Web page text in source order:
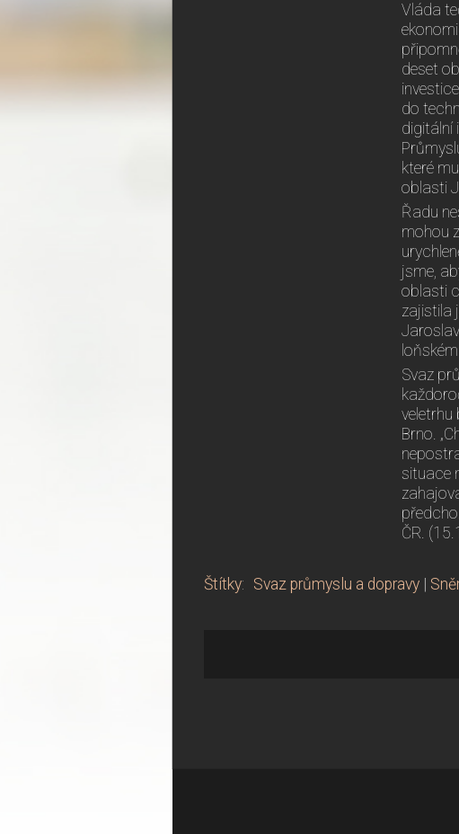
Vláda
deset
do
digitální
které
oblasti
Řadu
mohou
jsme,
oblasti
zajistila
Svaz
Brno.
situace
ČR.
Štítky: Svaz průmyslu a dopravy